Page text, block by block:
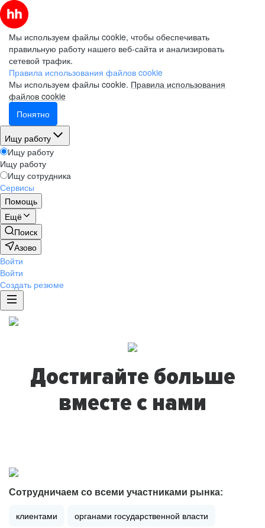
Мы используем файлы cookie, чтобы обеспечивать
правильную работу нашего веб-сайта и анализировать
сетевой трафик.
Правила использования файлов cookie
Мы используем файлы cookie. Правила использования
файлов cookie
Понятно
Ищу работу
Ищу работу
Ищу работу
Ищу сотрудника
Сервисы
Помощь
Ещё
Поиск
Азово
Войти
Войти
Создать резюме
Достигайте больше
вместе с нами
Сотрудничаем со всеми участниками рынка:
клиентами органами государственной власти